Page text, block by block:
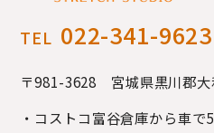
TEL 022-341-9623
〒981-3628 宮城県黒川郡大
・コストコ富谷倉庫から車で